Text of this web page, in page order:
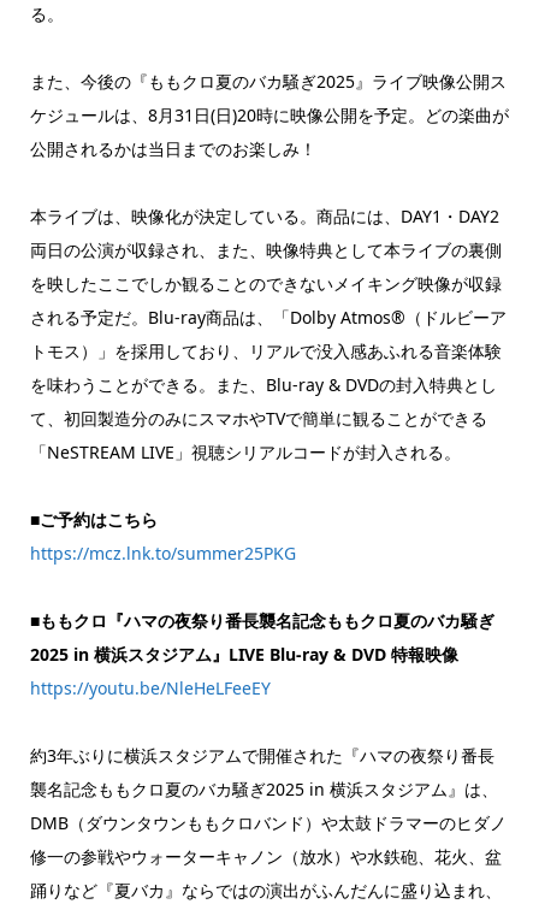
る。
また、今後の『ももクロ夏のバカ騒ぎ2025』ライブ映像公開ス
ケジュールは、8月31日(日)20時に映像公開を予定。どの楽曲が
公開されるかは当日までのお楽しみ！
本ライブは、映像化が決定している。商品には、DAY1・DAY2
両日の公演が収録され、また、映像特典として本ライブの裏側
を映したここでしか観ることのできないメイキング映像が収録
される予定だ。Blu-ray商品は、「Dolby Atmos®（ドルビーア
トモス）」を採用しており、リアルで没入感あふれる音楽体験
を味わうことができる。また、Blu-ray & DVDの封入特典とし
て、初回製造分のみにスマホやTVで簡単に観ることができる
「NeSTREAM LIVE」視聴シリアルコードが封入される。
■ご予約はこちら
https://mcz.lnk.to/summer25PKG
■ももクロ『ハマの夜祭り番長襲名記念ももクロ夏のバカ騒ぎ
2025 in 横浜スタジアム』LIVE Blu-ray & DVD 特報映像
https://youtu.be/NleHeLFeeEY
約3年ぶりに横浜スタジアムで開催された『ハマの夜祭り番長
襲名記念ももクロ夏のバカ騒ぎ2025 in 横浜スタジアム』は、
DMB（ダウンタウンももクロバンド）や太鼓ドラマーのヒダノ
修一の参戦やウォーターキャノン（放水）や水鉄砲、花火、盆
踊りなど『夏バカ』ならではの演出がふんだんに盛り込まれ、